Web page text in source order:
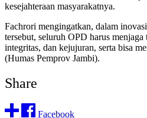
kesejahteraan masyarakatnya.
Fachrori mengingatkan, dalam
tersebut, seluruh OPD harus
integritas, dan kejujuran, serta bisa
(Humas Pemprov Jambi).
Share
Facebook